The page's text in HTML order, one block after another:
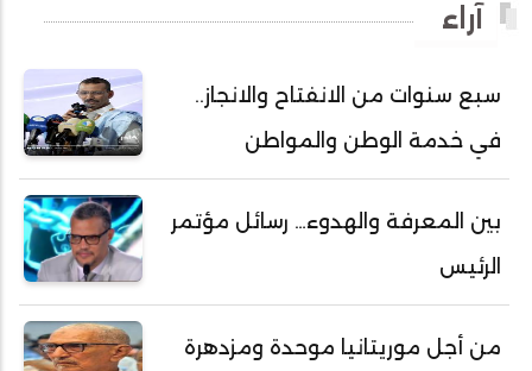
أحمد ولد باهيه
أحمد ولد داداه
أحمد ولد علال
أحمد ولد محمد ديدي
أحمد ولد نافع
أحمد ولد يحيى
أحمدا كلي
أحمدسالم ولد العربي
آراء
سبع سنوات من الانفتاح والانجاز..
في خدمة الوطن والمواطن
بين المعرفة والهدوء… رسائل مؤتمر
الرئيس
من أجل موريتانيا موحدة ومزدهرة